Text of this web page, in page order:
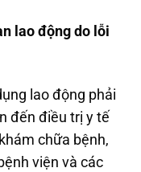
lao động do lỗi
lao động phải
đến điều trị y tế
chữa bệnh,
viện và các